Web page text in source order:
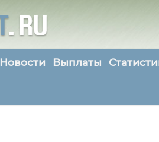
Новости Выплаты